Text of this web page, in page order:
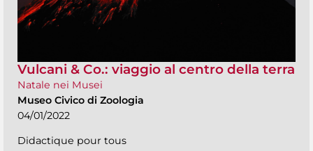
Vulcani & Co.: viaggio al centro della terra
Natale nei Musei
Museo Civico di Zoologia
04/01/2022
Didactique pour tous